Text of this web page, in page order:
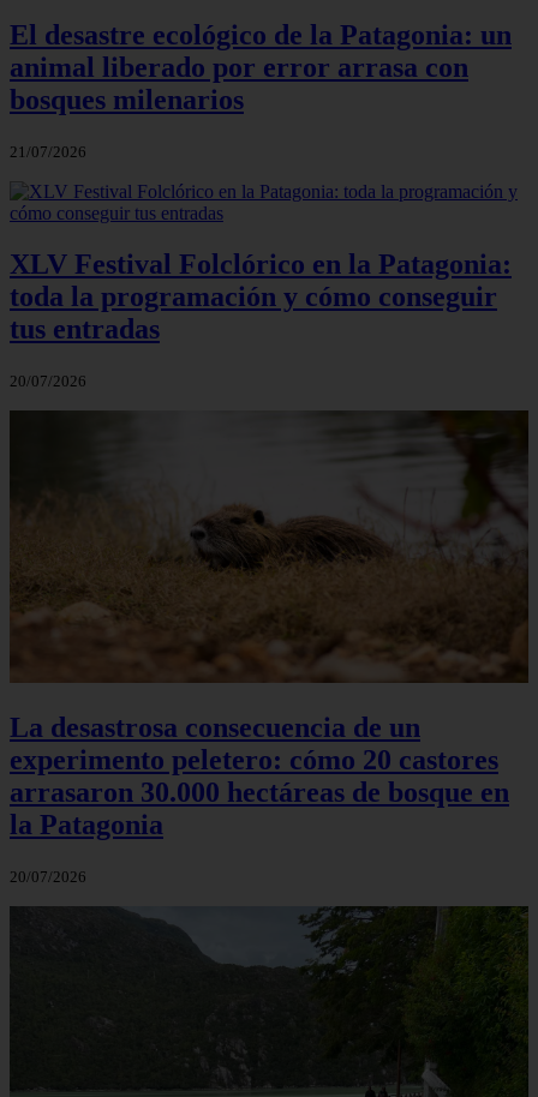
El desastre ecológico de la Patagonia: un
animal liberado por error arrasa con
bosques milenarios
21/07/2026
XLV Festival Folclórico en la Patagonia:
toda la programación y cómo conseguir
tus entradas
20/07/2026
La desastrosa consecuencia de un
experimento peletero: cómo 20 castores
arrasaron 30.000 hectáreas de bosque en
la Patagonia
20/07/2026